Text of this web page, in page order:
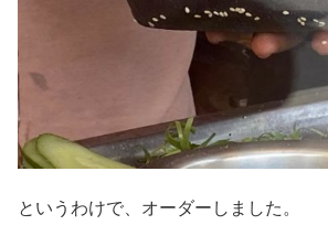
というわけで、オーダーしました。